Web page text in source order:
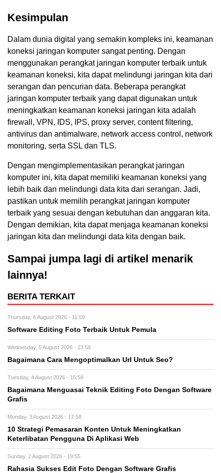
Kesimpulan
Dalam dunia digital yang semakin kompleks ini, keamanan
koneksi jaringan komputer sangat penting. Dengan
menggunakan perangkat jaringan komputer terbaik untuk
keamanan koneksi, kita dapat melindungi jaringan kita dari
serangan dan pencurian data. Beberapa perangkat
jaringan komputer terbaik yang dapat digunakan untuk
meningkatkan keamanan koneksi jaringan kita adalah
firewall, VPN, IDS, IPS, proxy server, content filtering,
antivirus dan antimalware, network access control, network
monitoring, serta SSL dan TLS.
Dengan mengimplementasikan perangkat jaringan
komputer ini, kita dapat memiliki keamanan koneksi yang
lebih baik dan melindungi data kita dari serangan. Jadi,
pastikan untuk memilih perangkat jaringan komputer
terbaik yang sesuai dengan kebutuhan dan anggaran kita.
Dengan demikian, kita dapat menjaga keamanan koneksi
jaringan kita dan melindungi data kita dengan baik.
Sampai jumpa lagi di artikel menarik
lainnya!
BERITA TERKAIT
Thursday, 6 August 2026 - 11:59
Software Editing Foto Terbaik Untuk Pemula
Wednesday, 5 August 2026 - 13:59
Bagaimana Cara Mengoptimalkan Url Untuk Seo?
Tuesday, 4 August 2026 - 15:59
Bagaimana Menguasai Teknik Editing Foto Dengan Software
Grafis
Monday, 3 August 2026 - 17:58
10 Strategi Pemasaran Konten Untuk Meningkatkan
Keterlibatan Pengguna Di Aplikasi Web
Sunday, 2 August 2026 - 19:55
Rahasia Sukses Edit Foto Dengan Software Grafis